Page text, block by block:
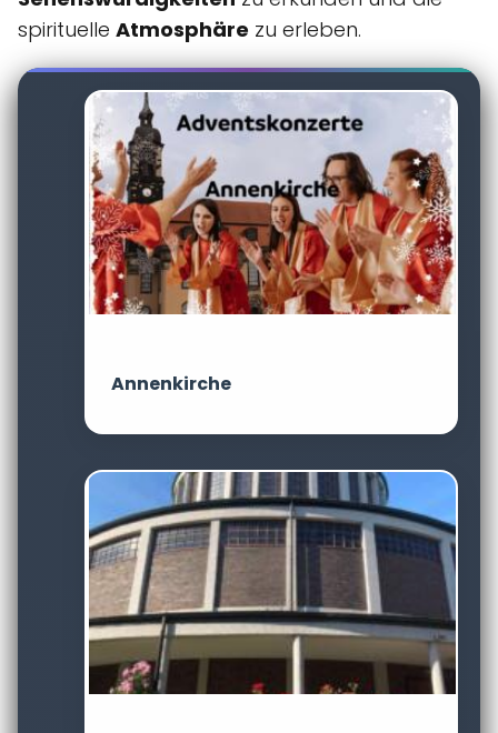
spirituelle Atmosphäre zu erleben.
Annenkirche